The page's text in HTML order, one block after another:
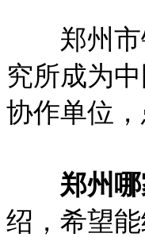
郑州市银
究所成为
协作单位
郑州
绍，希望